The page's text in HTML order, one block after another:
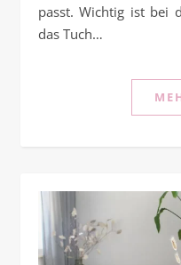
passt. Wichtig ist bei
das Tuch…